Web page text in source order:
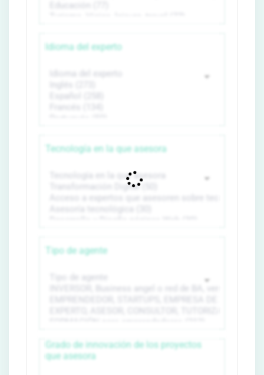
Idioma del experto
Tecnología en la que asesora
Tipo de agente
Grado de innovación de los proyectos
que asesora